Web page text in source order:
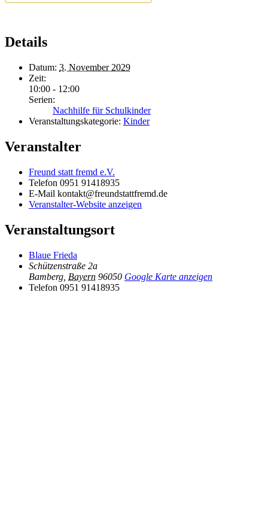
Details
Datum: 3. November 2029
Zeit:
10:00 - 12:00
Serien:
Nachhilfe für Schulkinder
Veranstaltungskategorie: Kinder
Veranstalter
Freund statt fremd e.V.
Telefon 0951 91418935
E-Mail kontakt@freundstattfremd.de
Veranstalter-Website anzeigen
Veranstaltungsort
Blaue Frieda
Schützenstraße 2a
Bamberg Bayern 96050 Google Karte anzeigen
Telefon 0951 91418935